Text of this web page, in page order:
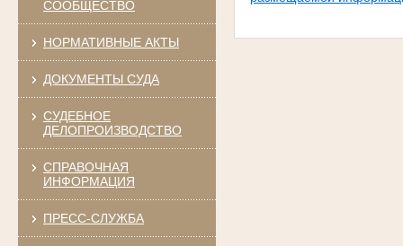
СООБЩЕСТВО
НОРМАТИВНЫЕ АКТЫ
ДОКУМЕНТЫ СУДА
СУДЕБНОЕ
ДЕЛОПРОИЗВОДСТВО
СПРАВОЧНАЯ
ИНФОРМАЦИЯ
ПРЕСС-СЛУЖБА